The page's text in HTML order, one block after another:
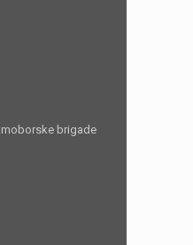
brigade